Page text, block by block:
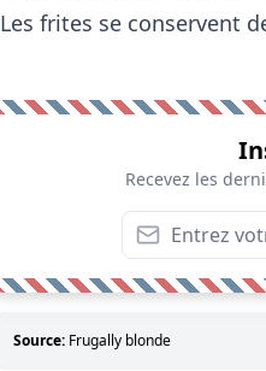
Les frites se conservent
Recevez les
Source: Frugally blonde